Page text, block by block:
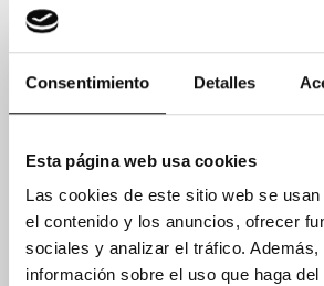
Consentimiento Detalles
Esta página web usa cookies
Las cookies de este sitio web se
el contenido y los anuncios, ofrecer
sociales y analizar el tráfico. Además,
información sobre el uso que haga
su eficiencia como híbrido
de los híbridos convencionales,
puede rodar hasta 52 km en
gracias a una batería de mayor
Interiores Sofisticados y
Adentrándonos en el habitáculo,
2024 ofrece una experiencia de